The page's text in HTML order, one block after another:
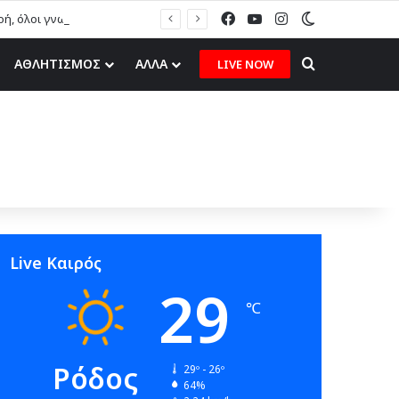
FacebookYouTubeInstagram
ΑΘΛΗΤΙΣΜΟΣ ΑΛΛΑ LIVE NOW Search for
Live Καιρός
Ρόδος
29 ℃
29º - 26º
64%